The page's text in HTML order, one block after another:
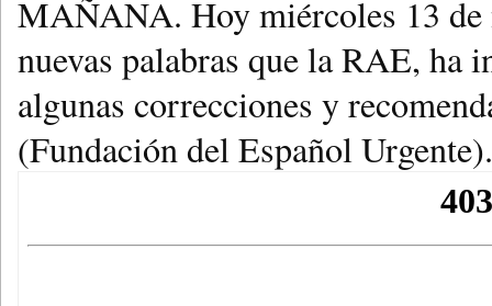
MAÑANA. Hoy miércoles 13 de
nuevas palabras que la RAE, ha
algunas correcciones y
(Fundación del Español Urgente).